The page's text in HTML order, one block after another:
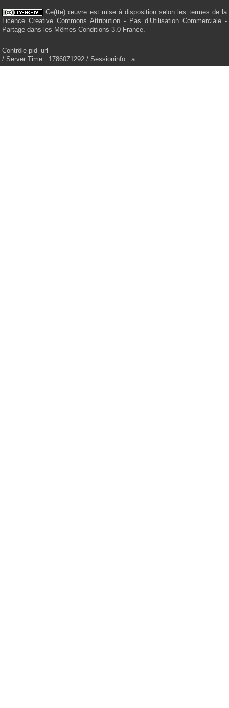
Ce(tte) œuvre est mise à disposition selon les termes de la
Licence Creative Commons Attribution - Pas d’Utilisation Commerciale -
Partage dans les Mêmes Conditions 3.0 France.
Contrôle pid_url
/ Server Time : 1786071292 / Sessioninfo : a